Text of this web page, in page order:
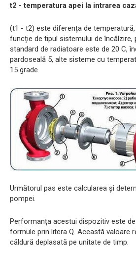
t2 - temperatura apei la intrarea
(t1 - t2) este diferența de
funcție de tipul sistemului de încălzire,
standard de radiatoare este de 20 C,
pardoseală 5, alte sisteme cu
15 grade.
Următorul pas este calcularea și
pompei.
Performanța acestui dispozitiv este
formule prin litera Q. Această valoare
căldură deplasată pe unitate de timp.